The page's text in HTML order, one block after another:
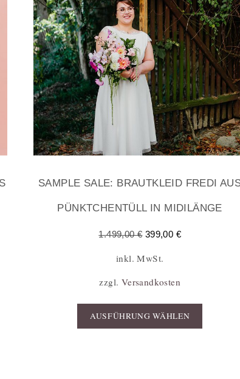
SAMPLE SALE: BRAUTKLEID FREDI
PÜNKTCHENTÜLL IN MIDILÄNGE
1.499,00€ 399,00 €
inkl. MwSt.
zzgl. Versandkosten
AUSFÜHRUNG WÄHLEN